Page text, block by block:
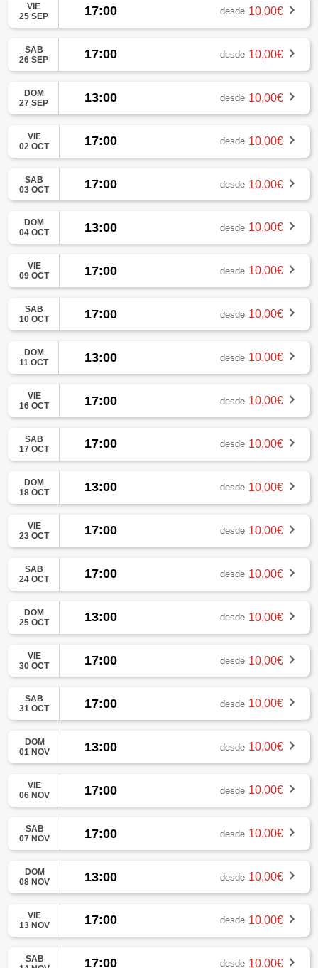
VIE
25 SEP
17:00 desde 10,00€
SAB
26 SEP
17:00 desde 10,00€
DOM
27 SEP
13:00 desde 10,00€
VIE
02 OCT
17:00 desde 10,00€
SAB
03 OCT
17:00 desde 10,00€
DOM
04 OCT
13:00 desde 10,00€
VIE
09 OCT
17:00 desde 10,00€
SAB
10 OCT
17:00 desde 10,00€
DOM
11 OCT
13:00 desde 10,00€
VIE
16 OCT
17:00 desde 10,00€
SAB
17 OCT
17:00 desde 10,00€
DOM
18 OCT
13:00 desde 10,00€
VIE
23 OCT
17:00 desde 10,00€
SAB
24 OCT
17:00 desde 10,00€
DOM
25 OCT
13:00 desde 10,00€
VIE
30 OCT
17:00 desde 10,00€
SAB
31 OCT
17:00 desde 10,00€
DOM
01 NOV
13:00 desde 10,00€
VIE
06 NOV
17:00 desde 10,00€
SAB
07 NOV
17:00 desde 10,00€
DOM
08 NOV
13:00 desde 10,00€
VIE
13 NOV
17:00 desde 10,00€
SAB
17:00 desde 10,00€